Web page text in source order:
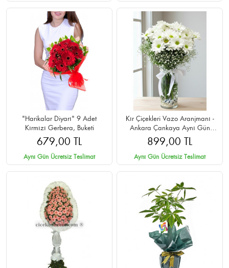
"Harikalar Diyarı" 9 Adet
Kırmızı Gerbera, Buketi
679,00 TL
Aynı Gün Ücretsiz Teslimat
Kır Çiçekleri Vazo Aranjmanı -
Ankara Çankaya Aynı Gün
Teslim
899,00 TL
Aynı Gün Ücretsiz Teslimat